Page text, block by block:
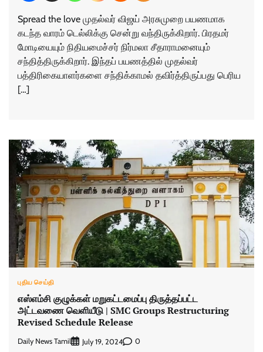
Spread the love முதல்வர் விஜய் அரசுமுறை பயணமாக
கடந்த வாரம் டெல்லிக்கு சென்று வந்திருக்கிறார். பிரதமர்
மோடியையும் நிதியமைச்சர் நிர்மலா சீதாராமனையும்
சந்தித்திருக்கிறார். இந்தப் பயணத்தில் முதல்வர்
பத்திரிகையாளர்களை சந்திக்காமல் தவிர்த்திருப்பது பெரிய
[…]
புதிய செய்தி
எஸ்எம்சி குழுக்கள் மறுகட்டமைப்பு திருத்தப்பட்ட
அட்டவணை வெளியீடு | SMC Groups Restructuring
Revised Schedule Release
Daily News Tamil July 19, 2024 0